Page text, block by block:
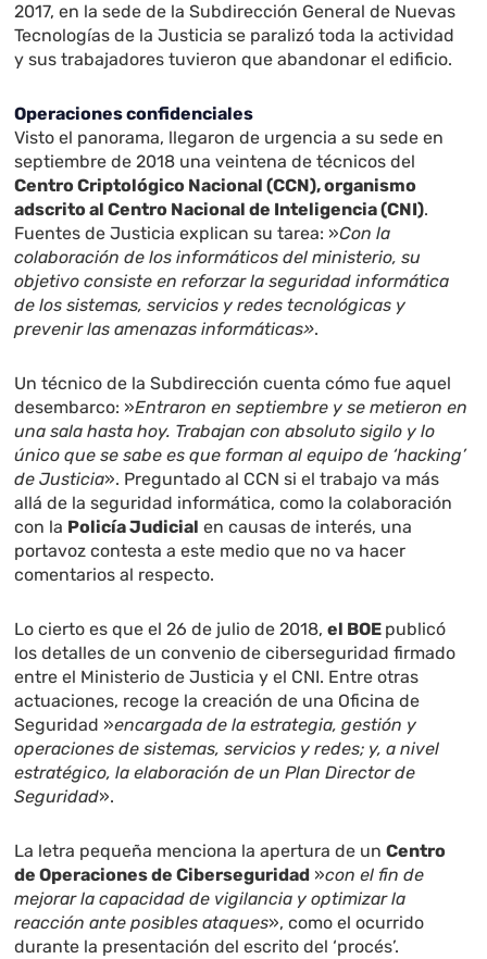
2017, en la sede de la Subdirección General de Nuevas
Tecnologías de la Justicia se paralizó toda la actividad
y sus trabajadores tuvieron que abandonar el edificio.
Operaciones confidenciales
Visto el panorama, llegaron de urgencia a su sede en
septiembre de 2018 una veintena de técnicos del
Centro Criptológico Nacional (CCN), organismo
adscrito al Centro Nacional de Inteligencia (CNI).
Fuentes de Justicia explican su tarea: »Con la
colaboración de los informáticos del ministerio, su
objetivo consiste en reforzar la seguridad informática
de los sistemas, servicios y redes tecnológicas y
prevenir las amenazas informáticas».
Un técnico de la Subdirección cuenta cómo fue aquel
desembarco: »Entraron en septiembre y se metieron en
una sala hasta hoy. Trabajan con absoluto sigilo y lo
único que se sabe es que forman al equipo de ‘hacking’
de Justicia». Preguntado al CCN si el trabajo va más
allá de la seguridad informática, como la colaboración
con la Policía Judicial en causas de interés, una
portavoz contesta a este medio que no va hacer
comentarios al respecto.
Lo cierto es que el 26 de julio de 2018,el BOE publicó
los detalles de un convenio de ciberseguridad firmado
entre el Ministerio de Justicia y el CNI. Entre otras
actuaciones, recoge la creación de una Oficina de
Seguridad »encargada de la estrategia, gestión y
operaciones de sistemas, servicios y redes; y, a nivel
estratégico, la elaboración de un Plan Director de
Seguridad».
La letra pequeña menciona la apertura de unCentro
de Operaciones de Ciberseguridad »con el fin de
mejorar la capacidad de vigilancia y optimizar la
reacción ante posibles ataques», como el ocurrido
durante la presentación del escrito del ‘procés’.